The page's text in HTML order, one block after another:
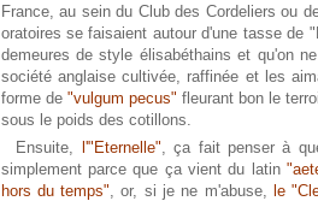
France, au sein du Club des Cordeliers ou
oratoires se faisaient autour d'une tasse de
demeures de style élisabéthains et qu'on
société anglaise cultivée, raffinée et les
forme de "vulgum pecus" fleurant bon le
sous le poids des cotillons.
Ensuite,
l'"Eternelle", ça fait penser à
simplement parce que ça vient du latin
hors du temps", or, si je ne m'abuse, le